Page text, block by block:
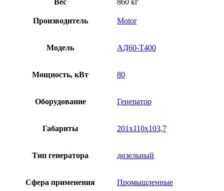
Вес 860 кг
Производитель Motor
Модель АД60-T400
Мощность, кВт 80
Оборудование Генератор
Габариты 201x110x103,7
Тип генератора дизельный
Сфера применения Промышленные